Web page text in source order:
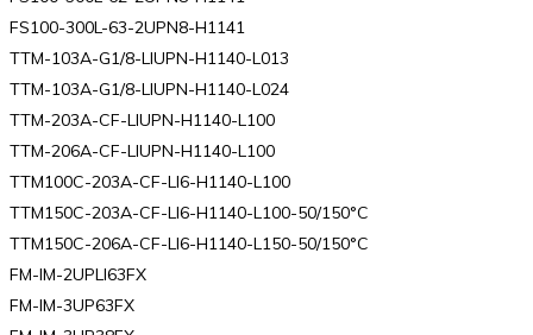
FS100-300L-63-2UPN8-H1141
TTM-103A-G1/8-LIUPN-H1140-L013
TTM-103A-G1/8-LIUPN-H1140-L024
TTM-203A-CF-LIUPN-H1140-L100
TTM-206A-CF-LIUPN-H1140-L100
TTM100C-203A-CF-LI6-H1140-L100
TTM150C-203A-CF-LI6-H1140-L100-50/150°C
TTM150C-206A-CF-LI6-H1140-L150-50/150°C
FM-IM-2UPLI63FX
FM-IM-3UP63FX